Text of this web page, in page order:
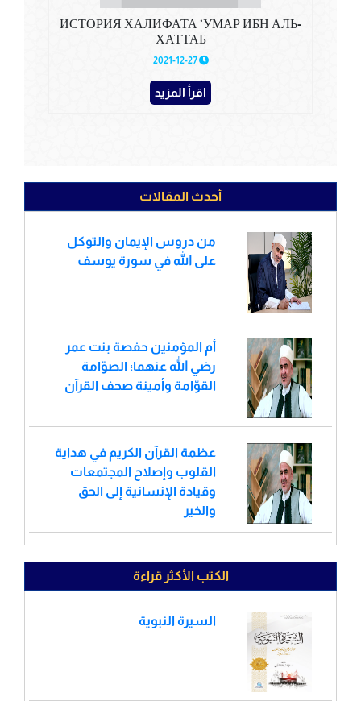
ИСТОРИЯ ХАЛИФАТА ‘УМАР ИБН АЛЬ-
ХАТТАБ
2021-12-27
اقرأ المزيد
أحدث المقالات
من دروس الإيمان والتوكل
على الله في سورة يوسف
أم المؤمنين حفصة بنت عمر
رضي الله عنهما؛ الصوّامة
القوّامة وأمينة صحف القرآن
عظمة القرآن الكريم في هداية
القلوب وإصلاح المجتمعات
وقيادة الإنسانية إلى الحق
والخير
الكتب الأكثر قراءة
السيرة النبوية